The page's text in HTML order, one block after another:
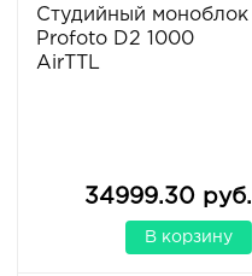
Студийный моноблок
Profoto D2 1000
AirTTL
34999.30 руб.
В корзину